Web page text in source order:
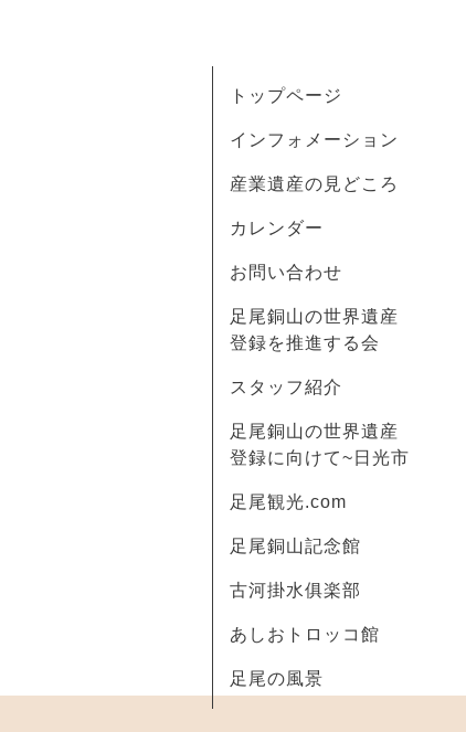
トップページ
インフォメーション
産業遺産の見どころ
カレンダー
お問い合わせ
足尾銅山の世界遺産
登録を推進する会
スタッフ紹介
足尾銅山の世界遺産
登録に向けて~日光市
足尾観光.com
足尾銅山記念館
古河掛水俱楽部
あしおトロッコ館
足尾の風景